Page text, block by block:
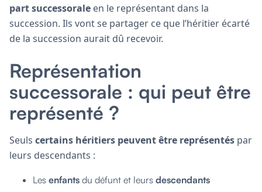
part successorale en le représentant dans la
succession. Ils vont se partager ce que l’héritier écarté
de la succession aurait dû recevoir.
Représentation
successorale : qui peut être
représenté ?
Seuls certains héritiers peuvent être représentés par
leurs descendants :
Les enfants du défunt et leurs descendants